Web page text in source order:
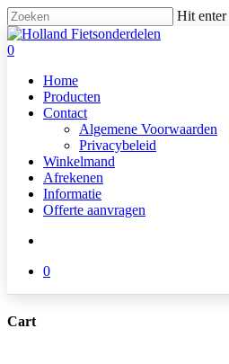
Skip
to
main
Hit enter
Close
Search
search
0
Home
Producten
Contact
Algemene Voorwaarden
Privacybeleid
Winkelmand
Afrekenen
Informatie
Offerte aanvragen
0
Cart